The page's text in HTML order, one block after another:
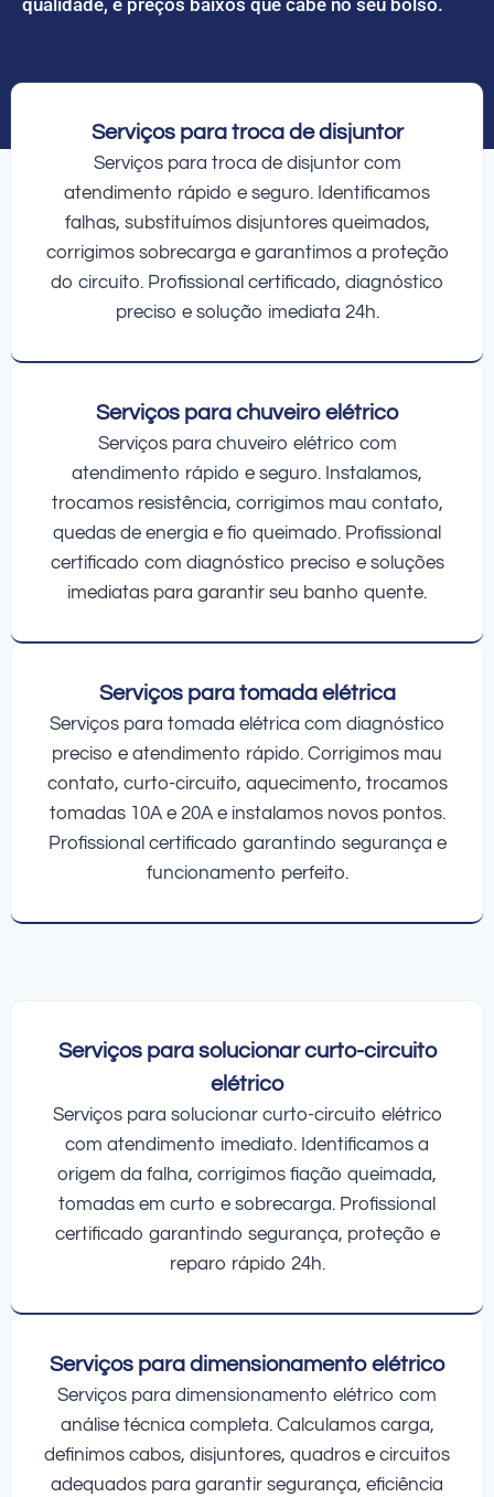
Serviços para troca de disjuntor
Serviços para troca de disjuntor com
atendimento rápido e seguro. Identificamos
falhas, substituímos disjuntores queimados,
corrigimos sobrecarga e garantimos a proteção
do circuito. Profissional certificado, diagnóstico
preciso e solução imediata 24h.
Serviços para chuveiro elétrico
Serviços para chuveiro elétrico com
atendimento rápido e seguro. Instalamos,
trocamos resistência, corrigimos mau contato,
quedas de energia e fio queimado. Profissional
certificado com diagnóstico preciso e soluções
imediatas para garantir seu banho quente.
Serviços para tomada elétrica
Serviços para tomada elétrica com diagnóstico
preciso e atendimento rápido. Corrigimos mau
contato, curto-circuito, aquecimento, trocamos
tomadas 10A e 20A e instalamos novos pontos.
Profissional certificado garantindo segurança e
funcionamento perfeito.
Serviços para solucionar curto-circuito
elétrico
Serviços para solucionar curto-circuito elétrico
com atendimento imediato. Identificamos a
origem da falha, corrigimos fiação queimada,
tomadas em curto e sobrecarga. Profissional
certificado garantindo segurança, proteção e
reparo rápido 24h.
Serviços para dimensionamento elétrico
Serviços para dimensionamento elétrico com
análise técnica completa. Calculamos carga,
definimos cabos, disjuntores, quadros e circuitos
adequados para garantir segurança, eficiência